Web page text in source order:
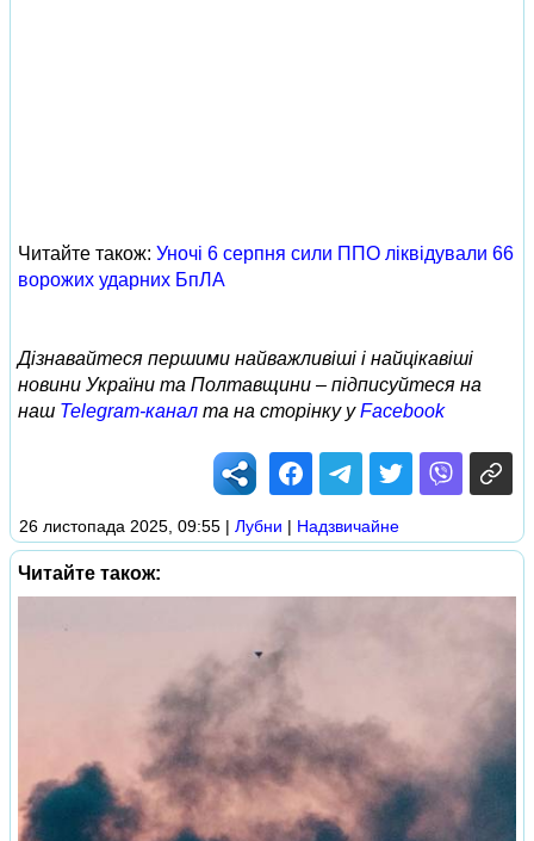
Читайте також: Уночі 6 серпня сили ППО ліквідували 66
ворожих ударних БпЛА
Дізнавайтеся першими найважливіші і найцікавіші
новини України та Полтавщини – підписуйтеся на
наш Telegram-канал та на сторінку уFacebook
26 листопада 2025, 09:55 | Лубни | Надзвичайне
Читайте також: